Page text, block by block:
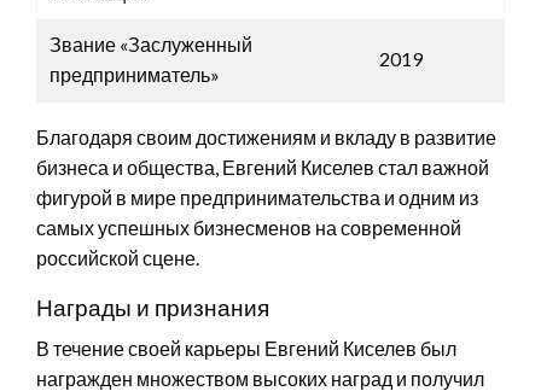
Звание «Заслуженный
предприниматель»
2019
Благодаря своим достижениям и вкладу в развитие
бизнеса и общества, Евгений Киселев стал важной
фигурой в мире предпринимательства и одним из
самых успешных бизнесменов на современной
российской сцене.
Награды и признания
В течение своей карьеры Евгений Киселев был
награжден множеством высоких наград и получил